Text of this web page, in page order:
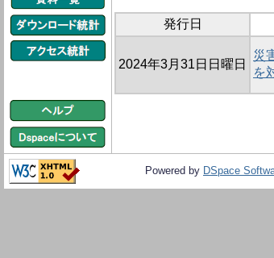
発行日
2024年3月31日日曜日
災
を
Powered by DSpace